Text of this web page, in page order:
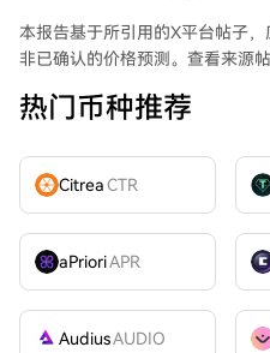
本报告基于所引用的X平台帖子
非已确认的价格预测。查看来源帖
热门币种推荐
CitreaCTR
aPrioriAPR
AudiusAUDIO